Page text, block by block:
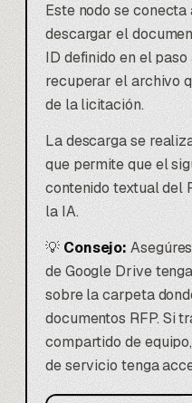
Este nodo se
descargar el
ID definido en el
recuperar el archivo
de la licitación.
La descarga se
que permite que el
contenido textual del
la IA.
💡 Consejo:
de Google Drive
sobre la carpeta
documentos RFP. Si
compartido de
de servicio tenga